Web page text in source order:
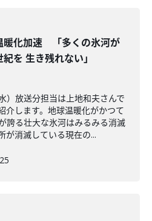
暖化加速 「多くの氷河が
紀を 生き残れない」
）放送分担当は上地和夫さんで
介します。地球温暖化がかつて
誇る壮大な氷河はみるみる消滅
が消滅している現在の...